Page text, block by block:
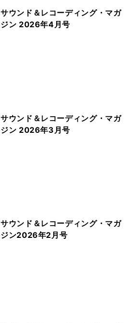
サウンド＆レコーディング・マガ
ジン 2026年4月号
サウンド＆レコーディング・マガ
ジン 2026年3月号
サウンド＆レコーディング・マガ
ジン2026年2月号